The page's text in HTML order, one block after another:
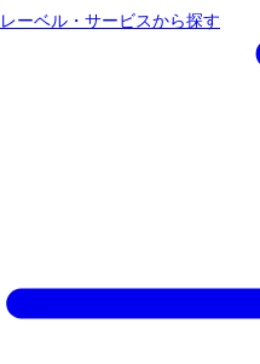
レーベル・サービスから探す